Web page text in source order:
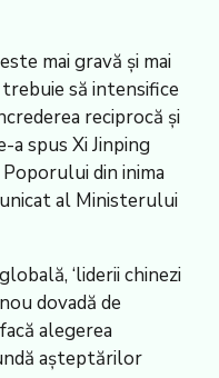
mai gravă și mai
să intensifice
reciprocă și
a spus Xi Jinping
din inima
al Ministerului
‘liderii chinezi
dovadă de
alegerea
așteptărilor